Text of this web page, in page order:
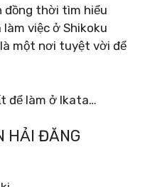
đồng thời tìm hiểu
việc ở Shikoku
một nơi tuyệt vời để
để làm ở Ikata…
HẢI ĐĂNG